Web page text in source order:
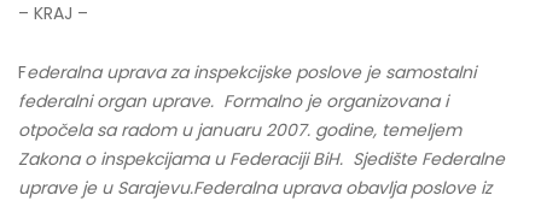
– KRAJ –
Federalna uprava za inspekcijske poslove je samostalni
federalni organ uprave. Formalno je organizovana i
otpočela sa radom u januaru 2007. godine, temeljem
Zakona o inspekcijama u Federaciji BiH. Sjedište Federalne
uprave je u Sarajevu.Federalna uprava obavlja poslove iz